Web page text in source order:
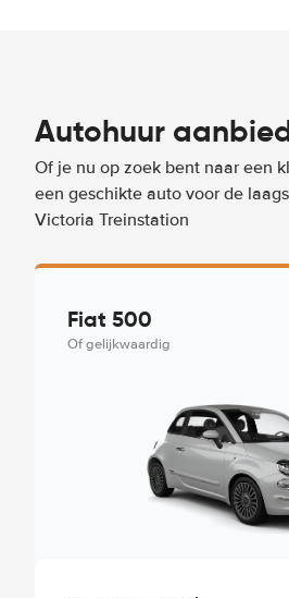
Autohuur
Of je nu op zoek bent naar een
een geschikte auto voor de
Victoria Treinstation
Fiat 500
Of gelijkwaardig